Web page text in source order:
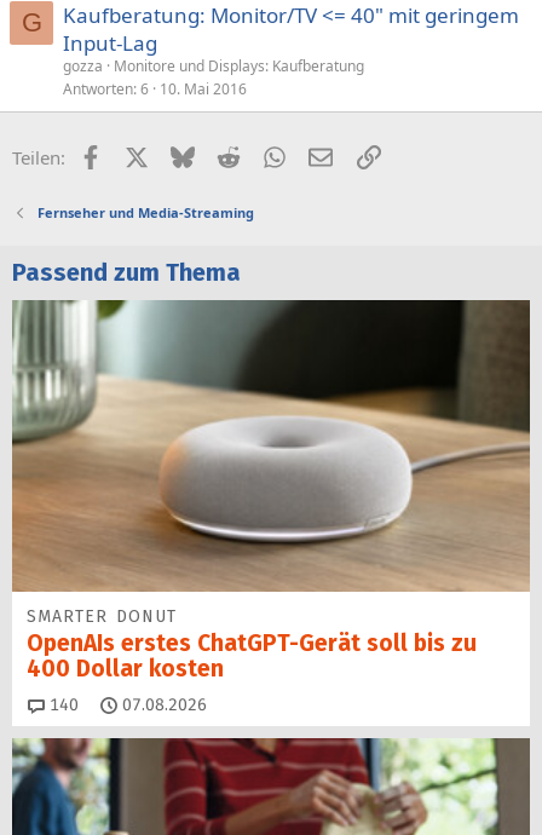
G
Kaufberatung: Monitor/TV <= 40" mit geringem
Input-Lag
gozza
Monitore und Displays: Kaufberatung
Antworten 6 10. Mai 2016
Teilen: FacebookX (Twitter)
BlueskyRedditWhatsApp
E-MailLink
Fernseher und Media-Streaming
Passend zum Thema
SMARTER DONUT
OpenAIs erstes ChatGPT-Gerät soll bis zu
400 Dollar kosten
140 Kommentare
07.08.2026